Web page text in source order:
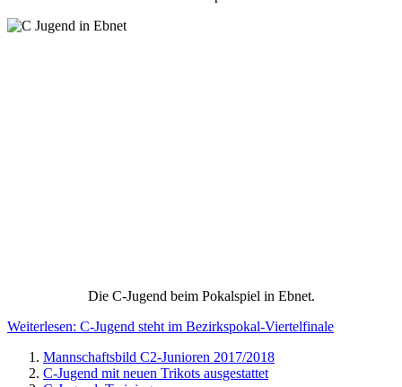
Die C-Jugend beim Pokalspiel in Ebnet.
Weiterlesen: C-Jugend steht im Bezirkspokal-Viertelfinale
Mannschaftsbild C2-Junioren 2017/2018
C-Jugend mit neuen Trikots ausgestattet